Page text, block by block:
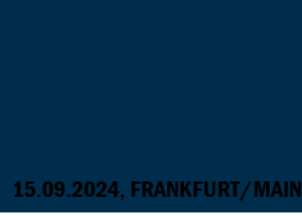
15.09.2024, FRANKFURT/MAIN